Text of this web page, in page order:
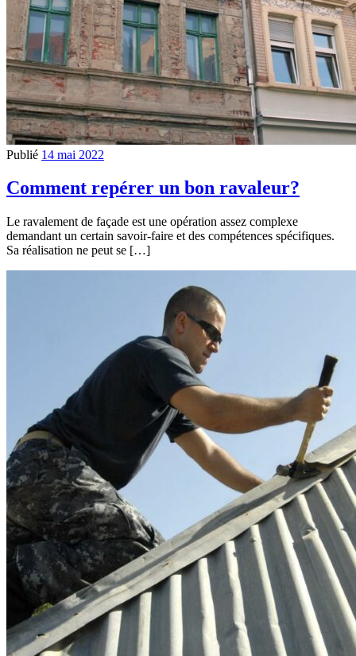
Publié 14 mai 2022
Comment repérer un bon ravaleur?
Le ravalement de façade est une opération assez complexe
demandant un certain savoir-faire et des compétences spécifiques.
Sa réalisation ne peut se […]